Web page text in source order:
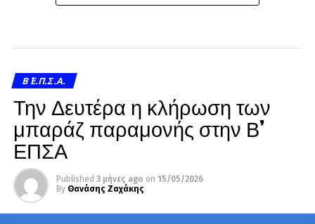
Β΄ Ε.Π.Σ.Α.
Την Δευτέρα η κλήρωση των
μπαράζ παραμονής στην Β’
ΕΠΣΑ
Published 3 μήνες ago on 15/05/2026
By Θανάσης Ζαχάκης